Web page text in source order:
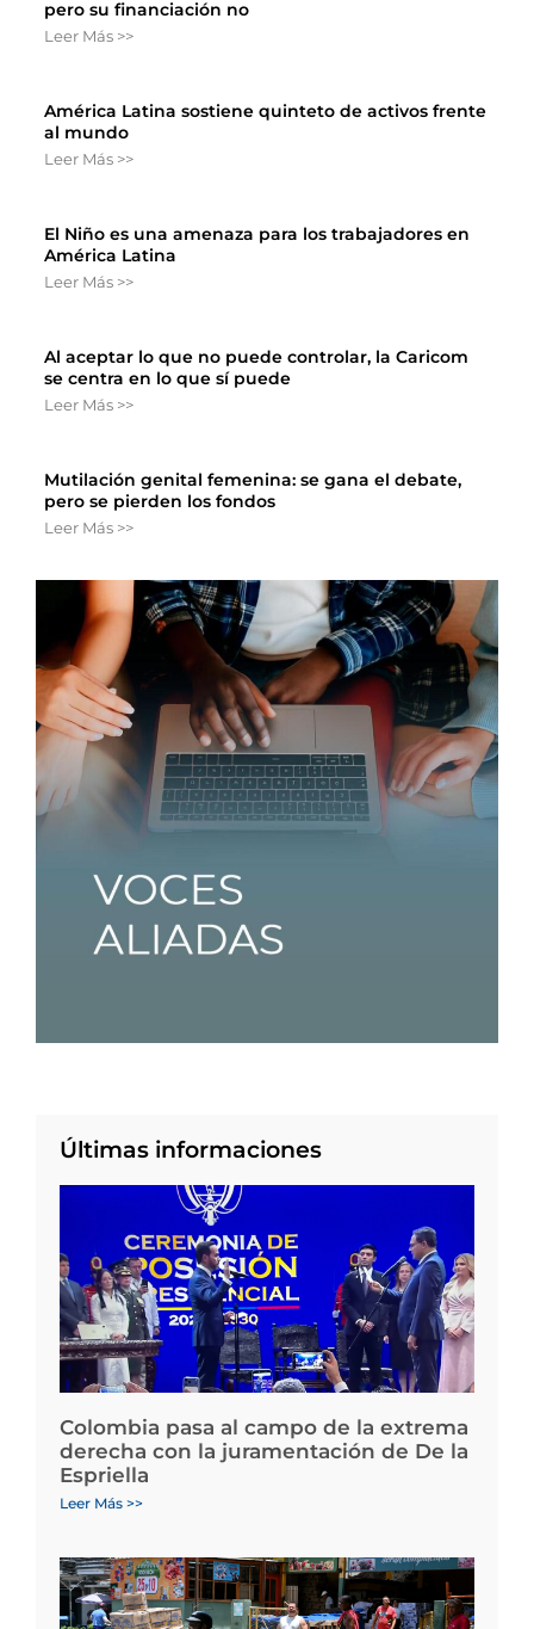
pero su financiación no
Leer Más >>
América Latina sostiene quinteto de activos frente
al mundo
Leer Más >>
El Niño es una amenaza para los trabajadores en
América Latina
Leer Más >>
Al aceptar lo que no puede controlar, la Caricom
se centra en lo que sí puede
Leer Más >>
Mutilación genital femenina: se gana el debate,
pero se pierden los fondos
Leer Más >>
Últimas informaciones
Colombia pasa al campo de la extrema
derecha con la juramentación de De la
Espriella
Leer Más >>